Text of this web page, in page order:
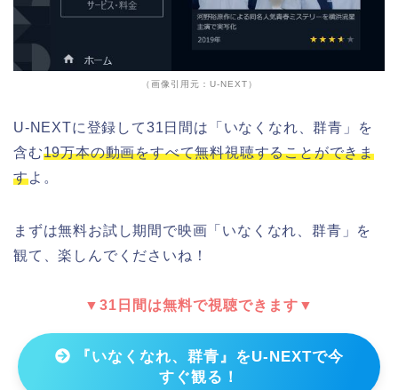
（画像引用元：U-NEXT）
U-NEXTに登録して31日間は「いなくなれ、群青」を
含む19万本の動画をすべて無料視聴することができま
すよ。
まずは無料お試し期間で映画「いなくなれ、群青」を
観て、楽しんでくださいね！
▼31日間は無料で視聴できます▼
『いなくなれ、群青』をU-NEXTで今
すぐ観る！